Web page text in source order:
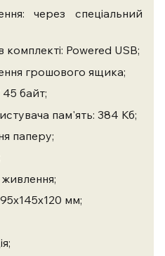
через спеціальний
Powered USB;
грошового ящика;
байт;
пам'ять: 384 Кб;
паперу;
мм;